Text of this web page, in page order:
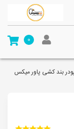
0
بند کشی پاور میکس